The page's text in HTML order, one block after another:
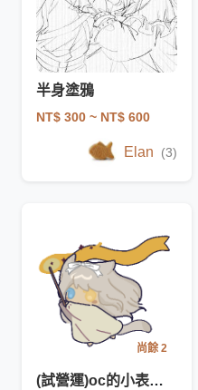
半身塗鴉
NT$ 300 ~ NT$ 600
Elan (3)
尚餘 2
(試營運)oc的小表情gif驚喜包